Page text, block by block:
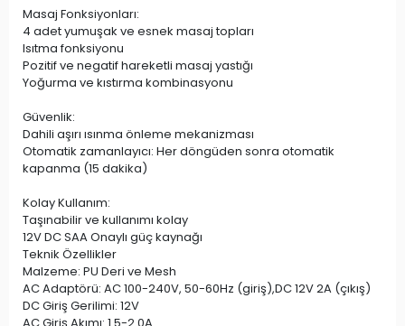
Masaj Fonksiyonları:
4 adet yumuşak ve esnek masaj topları
Isıtma fonksiyonu
Pozitif ve negatif hareketli masaj yastığı
Yoğurma ve kıstırma kombinasyonu
Güvenlik:
Dahili aşırı ısınma önleme mekanizması
Otomatik zamanlayıcı: Her döngüden sonra otomatik
kapanma (15 dakika)
Kolay Kullanım:
Taşınabilir ve kullanımı kolay
12V DC SAA Onaylı güç kaynağı
Teknik Özellikler
Malzeme: PU Deri ve Mesh
AC Adaptörü: AC 100-240V, 50-60Hz (giriş),DC 12V 2A (çıkış)
DC Giriş Gerilimi: 12V
AC Giriş Akımı: 1.5-2.0A